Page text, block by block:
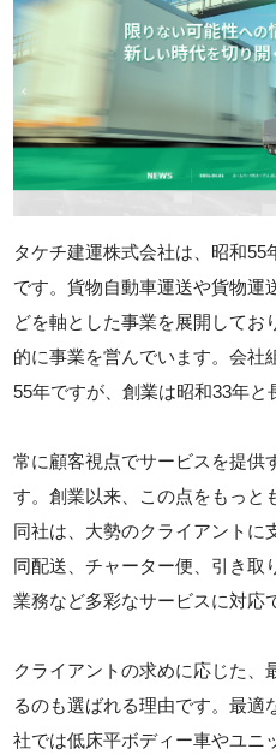
タケチ建運株式会社は、昭和
です。貨物自動車運送や貨物運
どを軸とした事業を展開してお
的に事業を営んでいます。会社
55年ですが、創業は昭和33年と
常に顧客視点でサービスを提供
す。創業以来、この点をもっと
同社は、大勢のクライアントに
同配送、チャーター便、引き取
業務など多彩なサービスに対応
クライアントの求めに応じた、
るのも選ばれる理由です。最適
社では低床平ボディー車やユニ